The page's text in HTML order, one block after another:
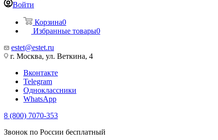
Войти
Корзина0
Избранные товары0
estet@estet.ru
г. Москва, ул. Веткина, 4
Вконтакте
Telegram
Одноклассники
WhatsApp
8 (800) 7070-353
Звонок по России бесплатный